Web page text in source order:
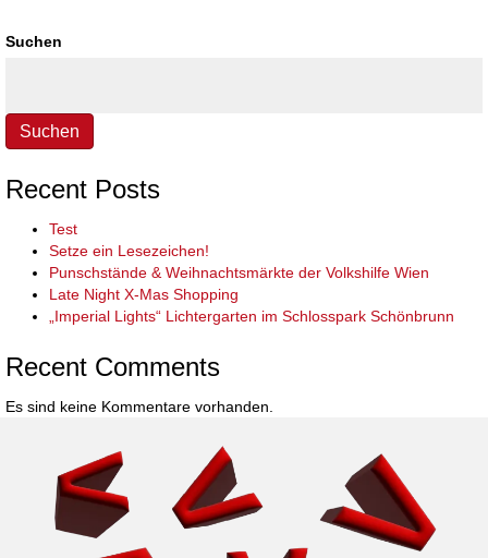
Suchen
Suchen
Recent Posts
Test
Setze ein Lesezeichen!
Punschstände & Weihnachtsmärkte der Volkshilfe Wien
Late Night X-Mas Shopping
„Imperial Lights“ Lichtergarten im Schlosspark Schönbrunn
Recent Comments
Es sind keine Kommentare vorhanden.